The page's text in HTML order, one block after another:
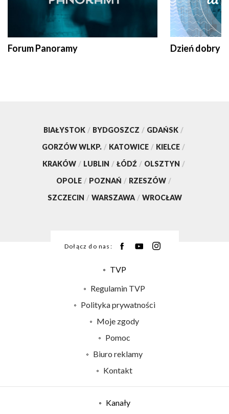
Forum Panoramy Dzień dobry
BIAŁYSTOK / BYDGOSZCZ / GDAŃSK /
GORZÓW WLKP. / KATOWICE / KIELCE /
KRAKÓW / LUBLIN / ŁÓDŹ / OLSZTYN /
OPOLE / POZNAŃ / RZESZÓW /
SZCZECIN / WARSZAWA / WROCŁAW
Dołącz do nas:
TVP
Centrum informacji TVP
Naziemna Telewizja Cyfrowa
System NOS
Regulamin TVP
Polityka prywatności
Moje zgody
Pomoc
Biuro reklamy
Kontakt
Kanały